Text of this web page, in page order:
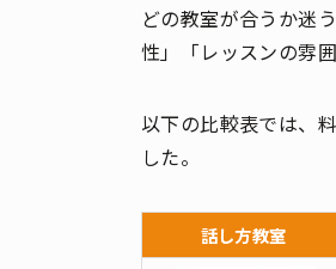
どの教室が合うか迷
性」「レッスンの雰
以下の比較表では、
した。
話し方教室